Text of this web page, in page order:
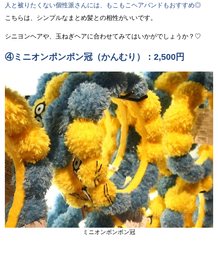
人と被りたくない個性派さんには、もこもこヘアバンドもおすすめ◎
こちらは、シンプルなまとめ髪との相性がいいです。
シニヨンヘアや、玉ねぎヘアに合わせてみてはいかがでしょうか？♡
④ミニオンポンポン冠（かんむり）：2,500円
ミニオンポンポン冠